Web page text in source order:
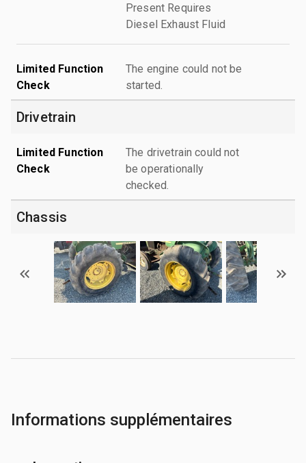
Present Requires
Diesel Exhaust Fluid
Limited Function
Check
The engine could not be
started.
Drivetrain
Limited Function
Check
The drivetrain could not
be operationally
checked.
Chassis
Informations supplémentaires